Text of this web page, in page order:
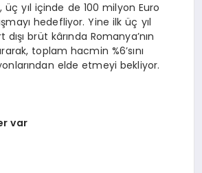
üç yıl içinde de 100 milyon Euro
hedefliyor. Yine ilk üç yıl
brüt kârında Romanya’nın
toplam hacmin %6’sını
elde etmeyi bekliyor.
var